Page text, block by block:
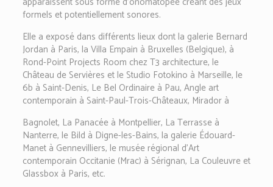
formels et potentiellement sonores.
Elle a exposé dans différents lieux dont la galerie Bernard
Jordan à Paris, la Villa Empain à Bruxelles (Belgique), à
Rond-Point Projects Room chez T3 architecture, le
Château de Servières et le Studio Fotokino à Marseille, le
6b à Saint-Denis, Le Bel Ordinaire à Pau, Angle art
contemporain à Saint-Paul-Trois-Châteaux, Mirador à
Bagnolet, La Panacée à Montpellier, La Terrasse à
Nanterre, le Bild à Digne-les-Bains, la galerie Édouard-
Manet à Gennevilliers, le musée régional d’Art
contemporain Occitanie (Mrac) à Sérignan, La Couleuvre et
Glassbox à Paris, etc.